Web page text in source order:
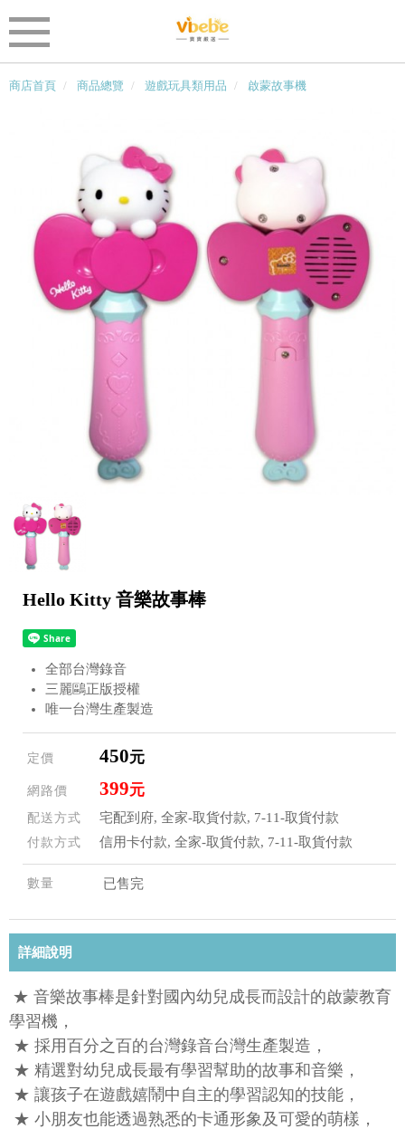
商店首頁 商品總覽 遊戲玩具類用品 啟蒙故事機
Hello Kitty 音樂故事棒
全部台灣錄音
三麗鷗正版授權
唯一台灣生產製造
定價 450元
網路價 399元
配送方式 宅配到府, 全家-取貨付款, 7-11-取貨付款
付款方式 信用卡付款, 全家-取貨付款, 7-11-取貨付款
數量 已售完
詳細說明
★ 音樂故事棒是針對國內幼兒成長而設計的啟蒙教育
學習機，
★ 採用百分之百的台灣錄音台灣生產製造，
★ 精選對幼兒成長最有學習幫助的故事和音樂，
★ 讓孩子在遊戲嬉鬧中自主的學習認知的技能，
★ 小朋友也能透過熟悉的卡通形象及可愛的萌樣，